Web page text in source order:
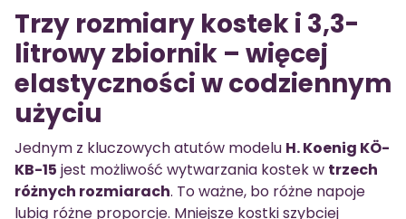
Trzy rozmiary kostek i 3,3-
litrowy zbiornik – więcej
elastyczności w codziennym
użyciu
Jednym z kluczowych atutów modelu H. Koenig KÖ-
KB-15 jest możliwość wytwarzania kostek w trzech
różnych rozmiarach. To ważne, bo różne napoje
lubią różne proporcje. Mniejsze kostki szybciej